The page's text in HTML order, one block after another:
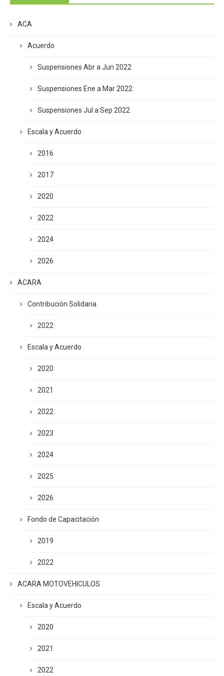
ACA
Acuerdo
Suspensiones Abr a Jun 2022
Suspensiones Ene a Mar 2022
Suspensiones Jul a Sep 2022
Escala y Acuerdo
2016
2017
2020
2022
2024
2026
ACARA
Contribución Solidaria
2022
Escala y Acuerdo
2020
2021
2022
2023
2024
2025
2026
Fondo de Capacitación
2019
2022
ACARA MOTOVEHICULOS
Escala y Acuerdo
2020
2021
2022